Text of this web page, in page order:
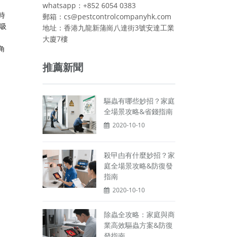
whatsapp：+852 6054 0383
郵箱：cs@pestcontrolcompanyhk.com
地址：香港九龍新蒲崗八達街3號安達工業
大廈7樓
推薦新聞
驅蟲有哪些妙招？家庭
全場景攻略&省錢指南
2020-10-10
殺曱甴有什麼妙招？家
庭全場景攻略&防復發
指南
2020-10-10
除蟲全攻略：家庭與商
業高效驅蟲方案&防復